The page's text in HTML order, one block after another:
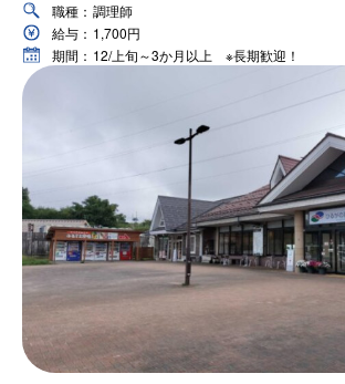
職種： 調理師
給与： 1,700円
期間： 12/上旬～3か月以上 ※長期歓迎！